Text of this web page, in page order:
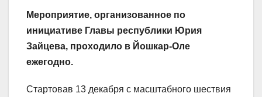
Мероприятие, организованное по
инициативе Главы республики Юрия
Зайцева, проходило в Йошкар-Оле
ежегодно.
Стартовав 13 декабря с масштабного шествия